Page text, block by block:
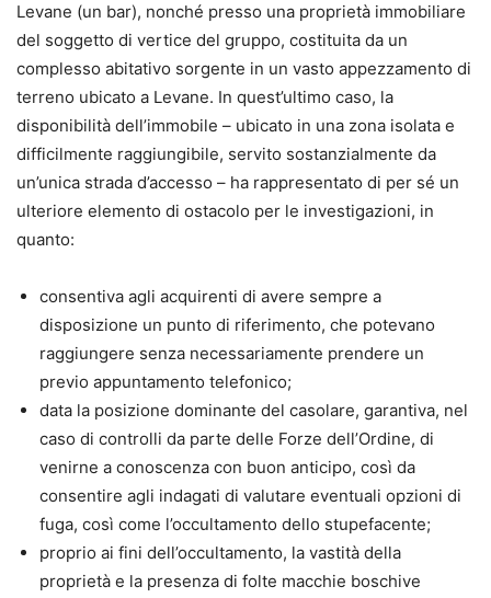
Levane (un bar), nonché presso una proprietà immobiliare
del soggetto di vertice del gruppo, costituita da un
complesso abitativo sorgente in un vasto appezzamento di
terreno ubicato a Levane. In quest’ultimo caso, la
disponibilità dell’immobile – ubicato in una zona isolata e
difficilmente raggiungibile, servito sostanzialmente da
un’unica strada d’accesso – ha rappresentato di per sé un
ulteriore elemento di ostacolo per le investigazioni, in
quanto:
consentiva agli acquirenti di avere sempre a
disposizione un punto di riferimento, che potevano
raggiungere senza necessariamente prendere un
previo appuntamento telefonico;
data la posizione dominante del casolare, garantiva, nel
caso di controlli da parte delle Forze dell’Ordine, di
venirne a conoscenza con buon anticipo, così da
consentire agli indagati di valutare eventuali opzioni di
fuga, così come l’occultamento dello stupefacente;
proprio ai fini dell’occultamento, la vastità della
proprietà e la presenza di folte macchie boschive